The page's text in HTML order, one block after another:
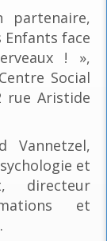
partenaire,
Enfants face
! »,
Social
rue Aristide
Vannetzel,
et
directeur
et